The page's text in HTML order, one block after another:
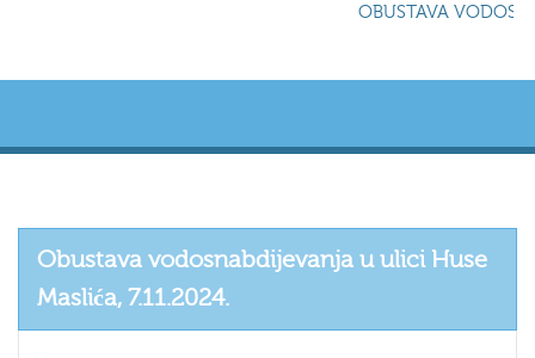
OBUSTAVA
Obustava vodosnabdijevanja u ulici Huse
Maslića, 7.11.2024.